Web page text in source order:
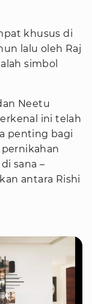
khusus di
lalu oleh Raj
simbol
Neetu
ini telah
penting bagi
pernikahan
sana –
antara Rishi